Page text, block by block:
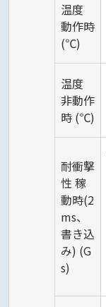
温度
動作時
(℃)
温度
非動作
時 (℃)
耐衝撃
性 稼
動時(2
ms、
書き込
み) (G
s)